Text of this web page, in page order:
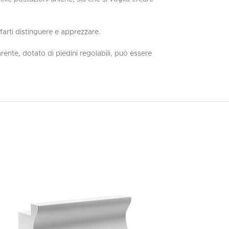
distinguere e apprezzare.
dotato di piedini regolabili, può essere